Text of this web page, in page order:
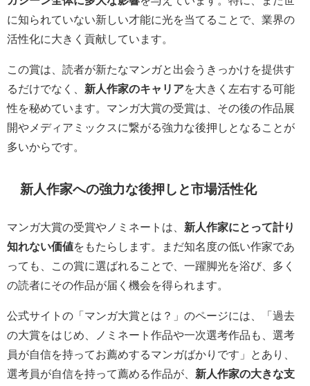
に知られていない新しい才能に光を当てることで、業界の
活性化に大きく貢献しています。
この賞は、読者が新たなマンガと出会うきっかけを提供す
るだけでなく、 新人作家のキャリアを大きく左右する可能
性を秘めています。マンガ大賞の受賞は、その後の作品展
開やメディアミックスに繋がる強力な後押しとなることが
多いからです。
新人作家への強力な後押しと市場活性化
マンガ大賞の受賞やノミネートは、 新人作家にとって計り
知れない価値をもたらします。まだ知名度の低い作家であ
っても、この賞に選ばれることで、一躍脚光を浴び、多く
の読者にその作品が届く機会を得られます。
公式サイトの「マンガ大賞とは？」のページには、「過去
の大賞をはじめ、ノミネート作品や一次選考作品も、選考
員が自信を持ってお薦めするマンガばかりです」とあり、
選考員が自信を持って薦める作品が、 新人作家の大きな支